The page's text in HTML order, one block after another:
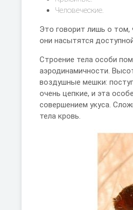
Человеческие.
Это говорит лишь о том,
они насытятся
Строение тела особи
аэродинамичности.
воздушные мешки:
очень цепкие, и эта
совершением укуса.
тела кровь.